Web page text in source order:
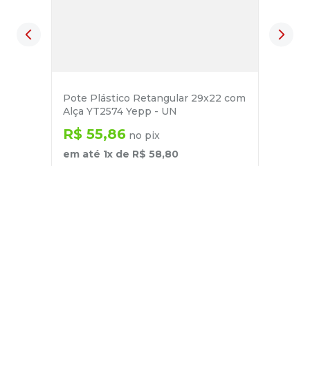
Pote Plástico Retangular 29x22 com
Alça YT2574 Yepp - UN
R$ 55,86 no pix
em até 1x de R$ 58,80